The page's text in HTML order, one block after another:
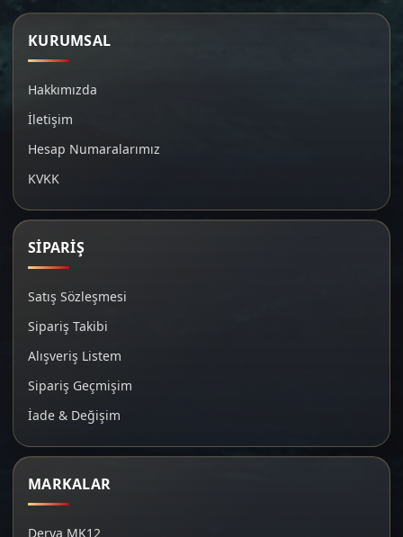
KURUMSAL
Hakkımızda
İletişim
Hesap Numaralarımız
KVKK
SİPARİŞ
Satış Sözleşmesi
Sipariş Takibi
Alışveriş Listem
Sipariş Geçmişim
İade & Değişim
MARKALAR
Derya MK12